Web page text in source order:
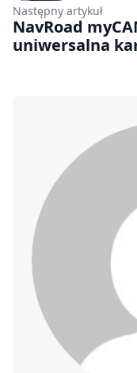
Następny artykuł
NavRoad
uniwersalna